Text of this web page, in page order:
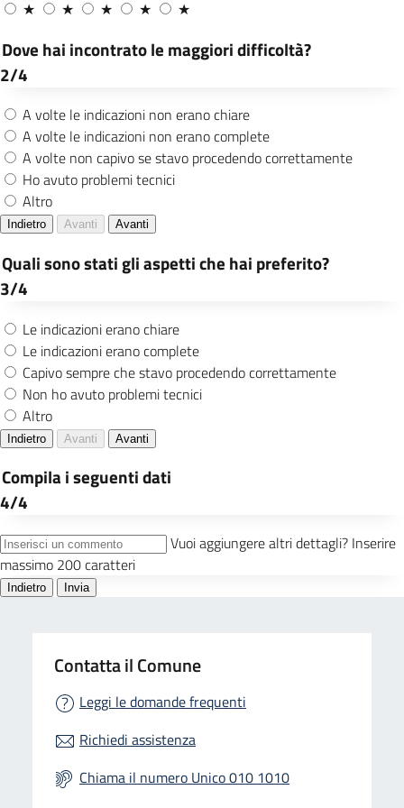
Contatta il Comune
Leggi le domande frequenti
Richiedi assistenza
Chiama il numero Unico 010 1010